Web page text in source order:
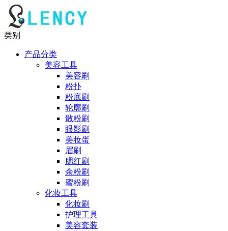
类别
产品分类
美容工具
美容刷
粉扑
粉底刷
轮廓刷
散粉刷
眼影刷
美妆蛋
眉刷
腮红刷
余粉刷
蜜粉刷
化妆工具
化妆刷
护理工具
美容套装